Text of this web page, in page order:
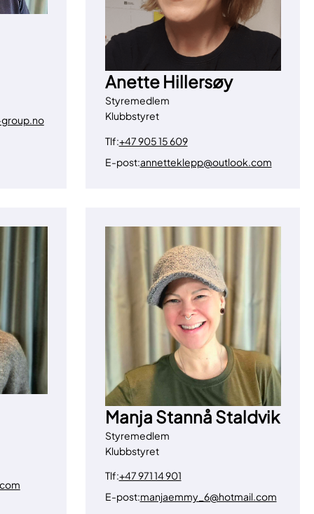
Anette Hillersøy
Styremedlem
Klubbstyret
Tlf:+47 905 15 609
E-post:annetteklepp@outlook.com
Manja Stannå Staldvik
Styremedlem
Klubbstyret
Tlf:+47 971 14 901
E-post:manjaemmy_6@hotmail.com